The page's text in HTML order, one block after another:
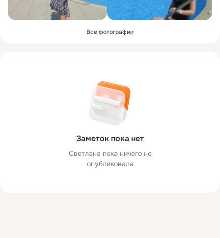
Все фотографии
Заметок пока нет
Светлана пока ничего не
опубликовала